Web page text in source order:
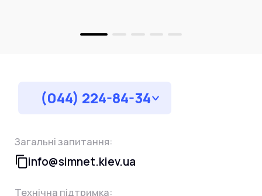
(044) 224-84-34
Загальні запитання:
info@simnet.kiev.ua
Технічна підтримка: